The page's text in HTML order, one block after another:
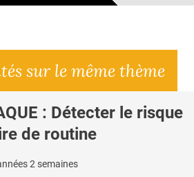
sur le même thème
: Détecter le risque
de routine
2 semaines